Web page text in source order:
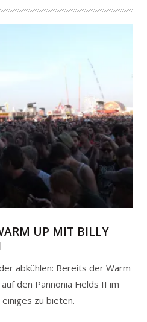
UP MIT BILLY
abkühlen: Bereits der Warm
den Pannonia Fields II im
zu bieten.